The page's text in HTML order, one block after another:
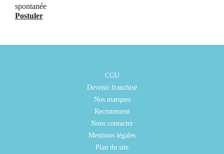
spontanée
Postuler
CGU
Devenir franchisé
Nos marques
Recrutement
Nous contacter
Mentions légales
Plan du site